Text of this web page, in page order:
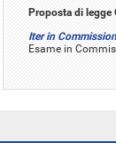
Proposta di legge
Iter in
Esame in